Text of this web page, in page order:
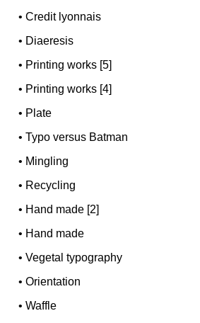
•Credit lyonnais
• Diaeresis
• Printing works [5]
• Printing works [4]
• Plate
•Typo versus Batman
• Mingling
• Recycling
• Hand made [2]
• Hand made
•Vegetal typography
•Orientation
•Waffle